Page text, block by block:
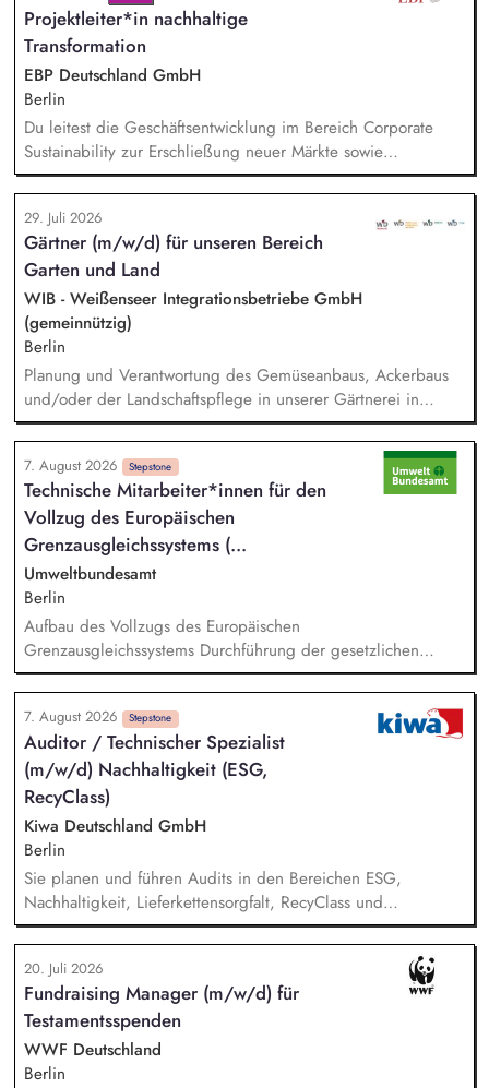
unseren Partnern der Branche.
Projektleiter*in nachhaltige
Transformation
EBP Deutschland GmbH
Berlin
Du leitest die Geschäftsentwicklung im Bereich Corporate
Sustainability zur Erschließung neuer Märkte sowie
Entwicklung von Geschäftsmodellen. Dabei arbeitest du eng
mit einem bestehenden Team zusammen und entwickelst
dieses gemeinsam mit erfahrenen Projektleiter*innen weiter.
Zu Deinen Aufgaben gehören vor allem:
Strategieentwicklung: Entwurf und Umsetzung von
Wachstumsstrategie und Geschäftsmodellen, Trendanalysen:
Frühzeitige Identifikation von Branchen- und
Regulatoriktrends, Partnermanagement: Aufbau von
strategischen Partnerschaften, Kooperationen und
Netzwerken, Akquisition von Aufträgen, Neukunden und
Projekten.
29. Juli 2026
Gärtner (m/w/d) für unseren Bereich
Garten und Land
WIB - Weißenseer Integrationsbetriebe GmbH
(gemeinnützig)
Berlin
Planung und Verantwortung des Gemüseanbaus, Ackerbaus
und/oder der Landschaftspflege in unserer Gärtnerei in
Berlin-Malchow, Umsetzung eines zertifizierten Bio-Anbaus,
fachliche Anleitung und Unterstützung der Teilnehmenden
und Beschäftigten, Organisation der Arbeitsabläufe und einer
zweckmäßigen Arbeitsplatzgestaltung, Überwachung der
Einhaltung von Gesundheits-, Arbeitsschutz- und
Unfallverhütungsvorschriften.
7. August 2026 Stepstone
Technische Mitarbeiter*innen für den
Vollzug des Europäischen
Grenzausgleichs­systems (...
Umweltbundesamt
Berlin
Aufbau des Vollzugs des Europäischen
Grenzausgleichssystems Durchführung der gesetzlichen
Vollzugsaufgaben in der Umsetzung des CBAM in
Zusammenarbeit mit anderen Facheinheiten der DEHSt, vor
allem: - Prüfung von CBAM-Berichten und ‑Erklärungen sowie
Prüfung, Aufbereitung und Bewertung der erhobenen
Emissionsdaten - Mitwirkung bei der Durchführung von
Rechtsmittelverfahren - Kommunikation mit Importeuren sowie
dem Zoll und der Europäischen Kommission - Erarbeitung von
Strategien und Konzepten für den einheitlichen Vollzug der
rechtlichen Regelungen zum CBAM und deren
Weiterentwicklung
7. August 2026 Stepstone
Auditor / Technischer Spezialist
(m/w/d) Nachhaltigkeit (ESG,
RecyClass)
Kiwa Deutschland GmbH
Berlin
Sie planen und führen Audits in den Bereichen ESG,
Nachhaltigkeit, Lieferkettensorgfalt, RecyClass und
Kreislaufwirtschaft eigenständig oder im Team durch. Sie
bewerten Unternehmen hinsichtlich gesetzlicher, normativer
und kundenspezifischer Nachhaltigkeits- und Compliance-
Anforderungen und erstellen aussagekräftige Auditberichte.
Sie prüfen Audit- und Bewertungsergebnisse, bewerten
Korrekturmaßnahmen und stellen die Einhaltung relevanter
Standards und Zertifizierungsanforderungen sicher.
20. Juli 2026
Fundraising Manager (m/w/d) für
Testamentsspenden
WWF Deutschland
Berlin